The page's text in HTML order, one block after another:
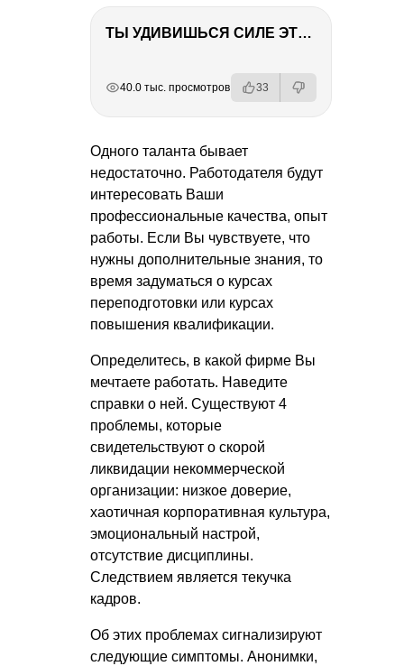
ТЫ УДИВИШЬСЯ СИЛЕ ЭТО ЧЕЛОВЕКА! Блог о нашей поездке в Вышний Волочек
40.0 тыс. просмотров 33
Одного таланта бывает
недостаточно. Работодателя будут
интересовать Ваши
профессиональные качества, опыт
работы. Если Вы чувствуете, что
нужны дополнительные знания, то
время задуматься о курсах
переподготовки или курсах
повышения квалификации.
Определитесь, в какой фирме Вы
мечтаете работать. Наведите
справки о ней. Существуют 4
проблемы, которые
свидетельствуют о скорой
ликвидации некоммерческой
организации: низкое доверие,
хаотичная корпоративная культура,
эмоциональный настрой,
отсутствие дисциплины.
Следствием является текучка
кадров.
Об этих проблемах сигнализируют
следующие симптомы. Анонимки,